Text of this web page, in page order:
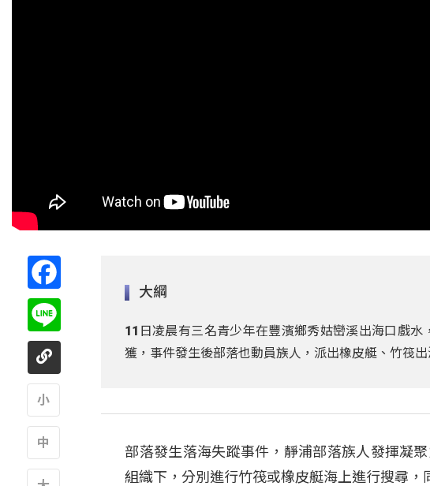
大綱
11日凌晨有三名青少年在豐濱鄉秀姑巒溪出海口戲
獲，事件發生後部落也動員族人，派出橡皮艇、竹筏出
部落發生落海失蹤事件，靜浦部落族人發揮凝
組織下，分別進行竹筏或橡皮艇海上進行搜尋